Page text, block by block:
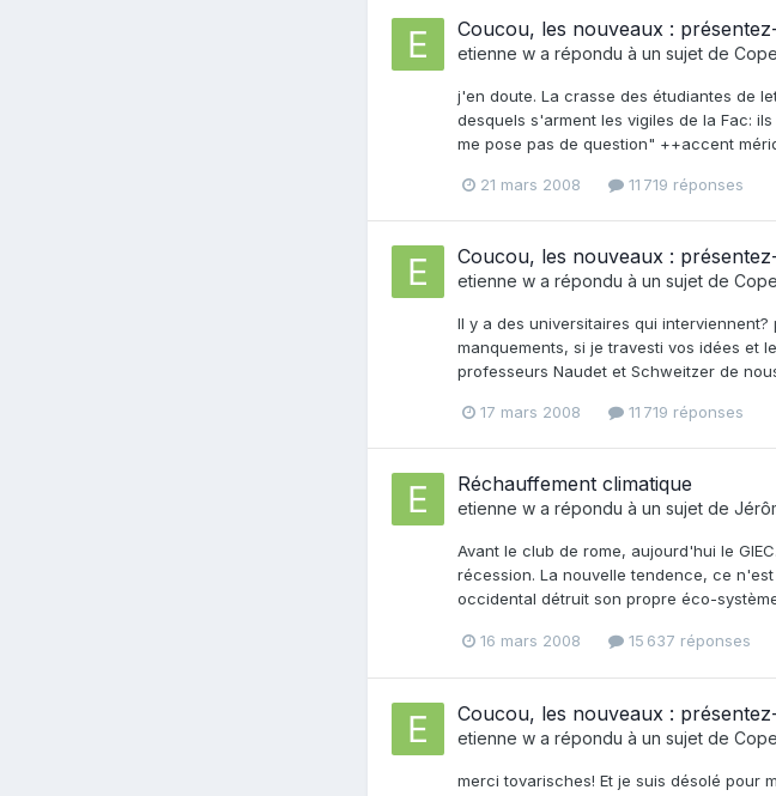
Coucou, les nouveaux :
etienne w a répondu à un sujet de
j'en doute. La crasse des étudiantes de
desquels s'arment les vigiles de la Fac:
me pose pas de question" ++accent
21 mars 2008 11 719 réponses
Coucou, les nouveaux :
etienne w a répondu à un sujet de
Il y a des universitaires qui
manquements, si je travesti vos idées et
professeurs Naudet et Schweitzer de
17 mars 2008 11 719 réponses
Réchauffement climatique
etienne w a répondu à un sujet de
Avant le club de rome, aujourd'hui le
récession. La nouvelle tendence, ce
occidental détruit son propre éco-
16 mars 2008 15 637 réponses
Coucou, les nouveaux :
etienne w a répondu à un sujet de
merci tovarisches! Et je suis désolé pour